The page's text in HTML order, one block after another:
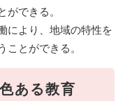
ができる。
により、地域の特性を
ことができる。
ある教育